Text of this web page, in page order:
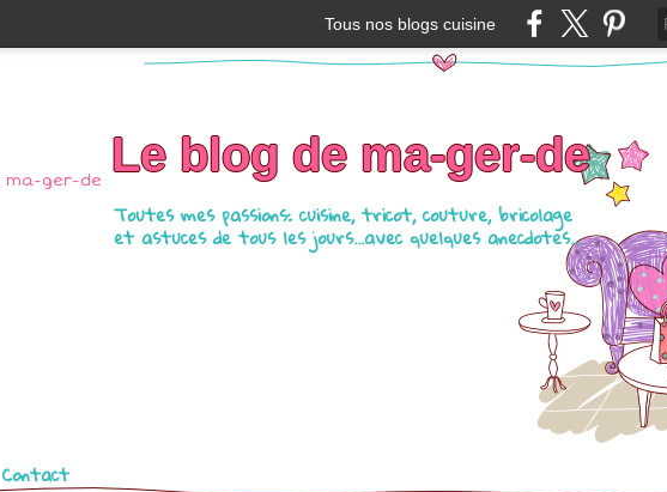
Tous nos blogs cuisine
Le blog de ma-ger-de
Toutes mes passions: cuisine, tricot, couture, bricolage
et astuces de tous les jours...avec quelques anecdotes...
Contact